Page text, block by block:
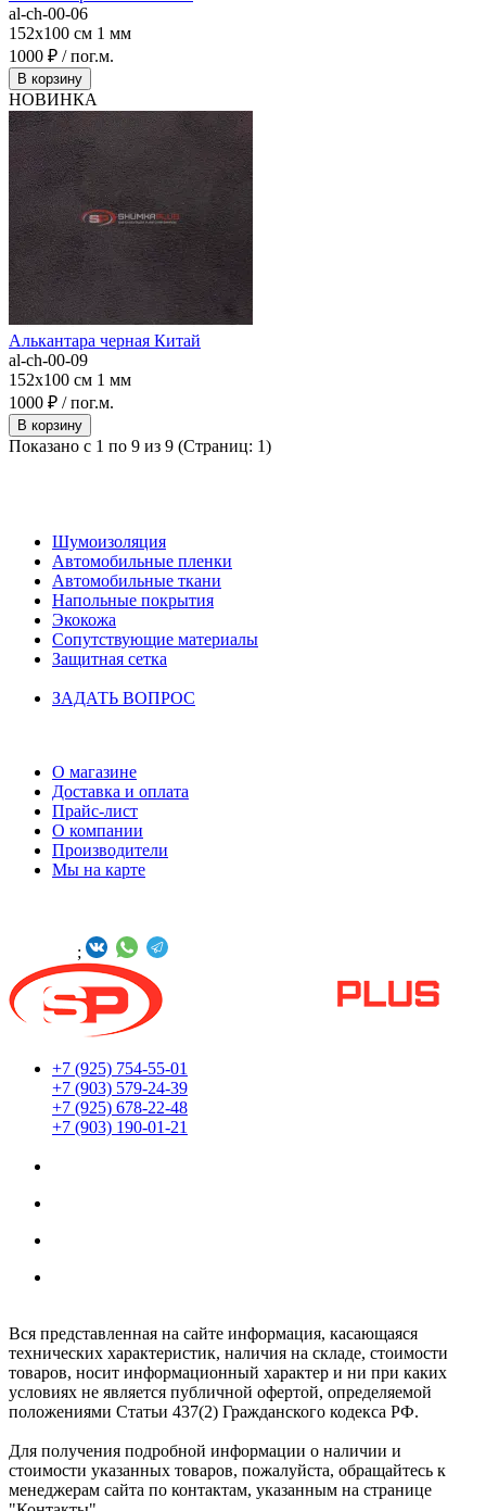
al-ch-00-06
152x100 см 1 мм
1000 ₽ / пог.м.
В корзину
НОВИНКА
Алькантара черная Китай
al-ch-00-09
152x100 см 1 мм
1000 ₽ / пог.м.
В корзину
Показано с 1 по 9 из 9 (Страниц: 1)
Шумоизоляция
Автомобильные пленки
Автомобильные ткани
Напольные покрытия
Экокожа
Сопутствующие материалы
Защитная сетка
ЗАДАТЬ ВОПРОС
О магазине
Доставка и оплата
Прайс-лист
О компании
Производители
Мы на карте
;
+7 (925) 754-55-01
+7 (903) 579-24-39
+7 (925) 678-22-48
+7 (903) 190-01-21
Вся представленная на сайте информация, касающаяся
технических характеристик, наличия на складе, стоимости
товаров, носит информационный характер и ни при каких
условиях не является публичной офертой, определяемой
положениями Статьи 437(2) Гражданского кодекса РФ.
Для получения подробной информации о наличии и
стоимости указанных товаров, пожалуйста, обращайтесь к
менеджерам сайта по контактам, указанным на странице